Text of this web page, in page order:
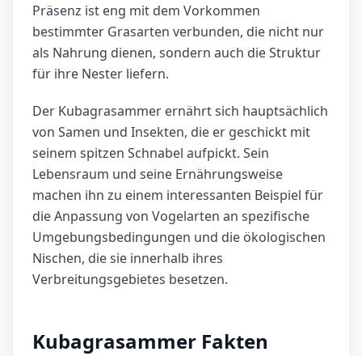
Präsenz ist eng mit dem Vorkommen
bestimmter Grasarten verbunden, die nicht nur
als Nahrung dienen, sondern auch die Struktur
für ihre Nester liefern.
Der Kubagrasammer ernährt sich hauptsächlich
von Samen und Insekten, die er geschickt mit
seinem spitzen Schnabel aufpickt. Sein
Lebensraum und seine Ernährungsweise
machen ihn zu einem interessanten Beispiel für
die Anpassung von Vogelarten an spezifische
Umgebungsbedingungen und die ökologischen
Nischen, die sie innerhalb ihres
Verbreitungsgebietes besetzen.
Kubagrasammer Fakten